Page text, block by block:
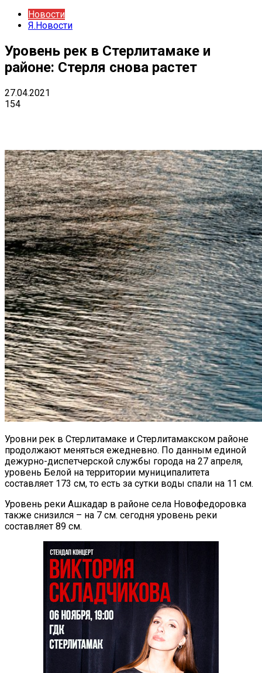
Новости
Я.Новости
Уровень рек в Стерлитамаке и
районе: Стерля снова растет
27.04.2021
154
Уровни рек в Стерлитамаке и Стерлитамакском районе
продолжают меняться ежедневно. По данным единой
дежурно-диспетчерской службы города на 27 апреля,
уровень Белой на территории муниципалитета
составляет 173 см, то есть за сутки воды спали на 11 см.
Уровень реки Ашкадар в районе села Новофедоровка
также снизился – на 7 см. сегодня уровень реки
составляет 89 см.